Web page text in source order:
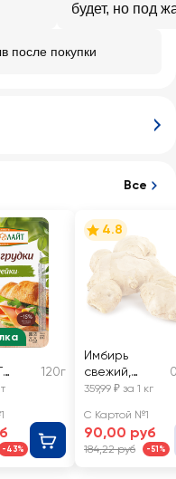
будет, но под
после покупки
Все
120г
-43%
4.8
Имбирь
свежий,
весовой
359,99 ₽ за 1 кг
С Картой №1
90,00 руб
184,22 руб -51%